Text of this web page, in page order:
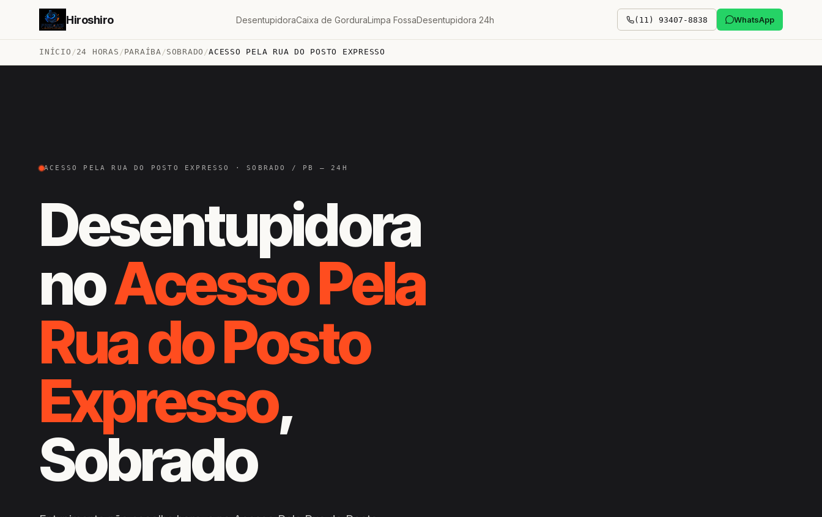
Hiroshiro DesentupidoraCaixa de GorduraLimpa FossaDesentupidora 24h (11) 93407-8838 WhatsApp
INÍCIO /24 HORAS /PARAÍBA /SOBRADO /ACESSO PELA RUA DO POSTO EXPRESSO
ACESSO PELA RUA DO POSTO EXPRESSO · SOBRADO / PB — 24H
Desentupidora
noAcesso Pela
Rua do Posto
Expresso,
Sobrado